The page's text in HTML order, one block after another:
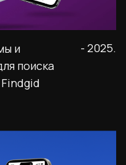
и
поиска
- 2025.